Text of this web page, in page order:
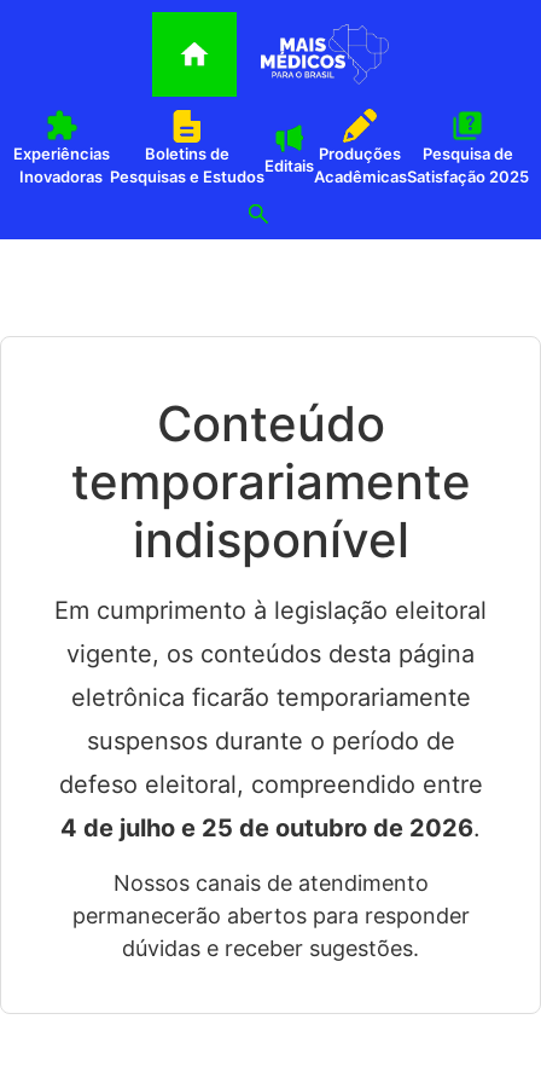
Experiências
Inovadoras
Boletins de
Pesquisas e Estudos
Editais
Produções
Acadêmicas
Pesquisa de
Satisfação 2025
Conteúdo
temporariamente
indisponível
Em cumprimento à legislação eleitoral
vigente, os conteúdos desta página
eletrônica ficarão temporariamente
suspensos durante o período de
defeso eleitoral, compreendido entre
4 de julho e 25 de outubro de 2026.
Nossos canais de atendimento
permanecerão abertos para responder
dúvidas e receber sugestões.